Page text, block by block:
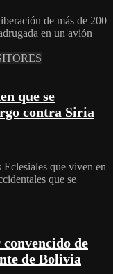
de más de 200
en un avión
que se
contra Siria
que viven en
que se
de
de Bolivia